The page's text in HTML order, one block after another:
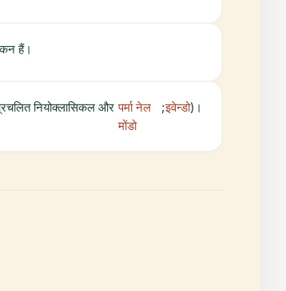
हैं।
नियोक्लासिकल और पर्मा नेल
मोंडो
;इवेन्डो)।